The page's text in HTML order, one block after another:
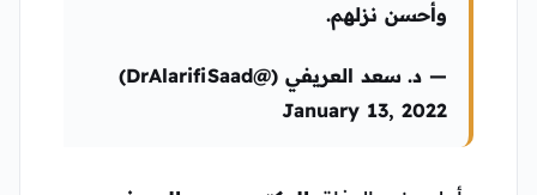
وأحسن نزلهم.
— د. سعد العريفي (@DrAlarifiSaad)
January 13, 2022